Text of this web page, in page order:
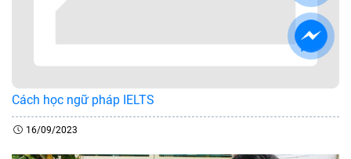
Cách học ngữ pháp IELTS
16/09/2023